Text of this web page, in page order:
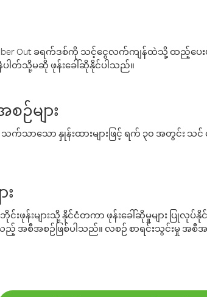
Out ခရက်ဒစ်ကို သင့်ငွေလက်ကျန်ထဲသို့ ထည့်ပေး
ပါတ်သို့မဆို ဖုန်းခေါ်ဆိုနိုင်ပါသည်။
ဉ်များ
က်သာသော နှုန်းထားများဖြင့် ရက် ၃၀ အတွင်း
င်းဖုန်းများသို့ နိုင်ငံတကာ ဖုန်းခေါ်ဆိုမှုများ ပ
အစီအစဉ်ဖြစ်ပါသည်။ လစဉ် စာရင်းသွင်းမှု အစီ